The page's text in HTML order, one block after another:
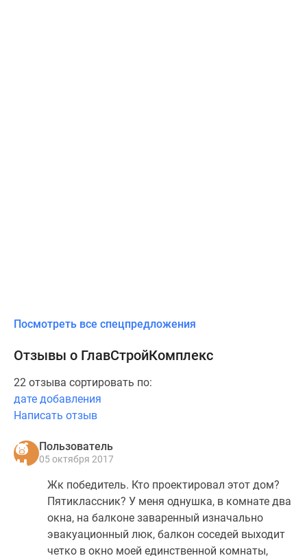
Посмотреть все спецпредложения
Отзывы о ГлавСтройКомплекс
22 отзыва сортировать по:
дате добавления
Написать отзыв
Пользователь
05 октября 2017
Жк победитель. Кто проектировал этот дом?
Пятиклассник? У меня однушка, в комнате два
окна, на балконе заваренный изначально
эвакуационный люк, балкон соседей выходит
четко в окно моей единственной комнаты,